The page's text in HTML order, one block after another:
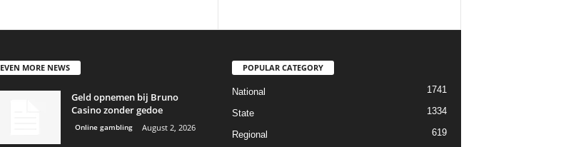
EVEN MORE NEWS
Geld opnemen bij Bruno
Casino zonder gedoe
Online gambling August 2, 2026
POPULAR CATEGORY
National 1741
State 1334
Regional 619